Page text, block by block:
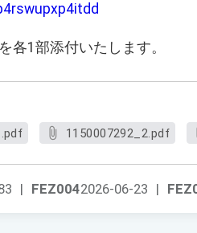
各1部添付いたします。
1150007292_2.pdf
FEZ0042026-06-23 |
|